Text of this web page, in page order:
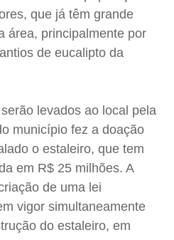
que já têm grande
área, principalmente por
de eucalipto da
levados ao local pela
município fez a doação
o estaleiro, que tem
em R$ 25 milhões. A
de uma lei
vigor simultaneamente
do estaleiro, em